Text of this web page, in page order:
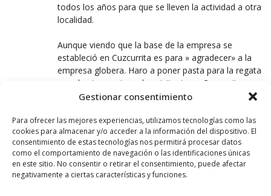
Gestionar consentimiento
Para ofrecer las mejores experiencias, utilizamos tecnologías como las
cookies para almacenar y/o acceder a la información del dispositivo. El
consentimiento de estas tecnologías nos permitirá procesar datos
como el comportamiento de navegación o las identificaciones únicas
en este sitio. No consentir o retirar el consentimiento, puede afectar
negativamente a ciertas características y funciones.
todos los años para que se lleven la actividad a otra
localidad.
Aunque viendo que la base de la empresa se
estableció en Cuzcurrita es para » agradecer» a la
empresa globera. Haro a poner pasta para la regata
pero los impuestos y los visitantes a Cuzcurrita.
y promociona una actividad cuyo dinero va a una
empresa privada? Curioso.
JOSÉ LUIS GOBANTES